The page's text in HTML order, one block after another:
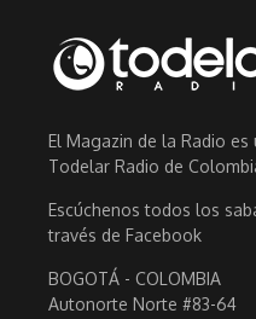
El Magazin de la Radio
Todelar Radio de
Escúchenos todos los
través de Facebook
BOGOTÁ - COLOMBIA
Autonorte Norte #83-64